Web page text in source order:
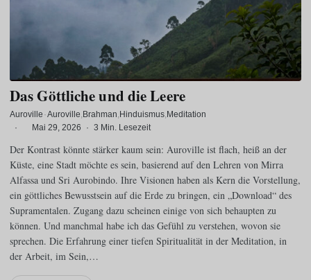
Das Göttliche und die Leere
Auroville ·Auroville Brahman Hinduismus Meditation
·
Mai 29, 2026 · 3 Min. Lesezeit
Der Kontrast könnte stärker kaum sein: Auroville ist flach, heiß an der
Küste, eine Stadt möchte es sein, basierend auf den Lehren von Mirra
Alfassa und Sri Aurobindo. Ihre Visionen haben als Kern die Vorstellung,
ein göttliches Bewusstsein auf die Erde zu bringen, ein „Download“ des
Supramentalen. Zugang dazu scheinen einige von sich behaupten zu
können. Und manchmal habe ich das Gefühl zu verstehen, wovon sie
sprechen. Die Erfahrung einer tiefen Spiritualität in der Meditation, in
der Arbeit, im Sein,…